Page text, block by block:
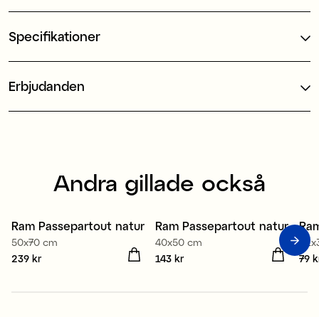
Specifikationer
Erbjudanden
Andra gillade också
Ram Passepartout natur
50x70 cm
Pris :239 kr
239 kr
Ram Passepartout natur
40x50 cm
Pris :143 kr
143 kr Pris
79